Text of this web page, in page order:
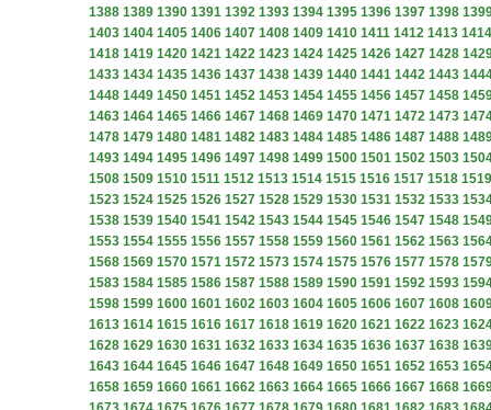
1388 1389 1390 1391 1392 1393 1394 1395 1396 1397 1398
1403 1404 1405 1406 1407 1408 1409 1410 1411 1412 1413 1414
1418 1419 1420 1421 1422 1423 1424 1425 1426 1427 1428
1433 1434 1435 1436 1437 1438 1439 1440 1441 1442 1443
1448 1449 1450 1451 1452 1453 1454 1455 1456 1457 1458
1463 1464 1465 1466 1467 1468 1469 1470 1471 1472 1473
1478 1479 1480 1481 1482 1483 1484 1485 1486 1487 1488
1493 1494 1495 1496 1497 1498 1499 1500 1501 1502 1503
1508 1509 1510 1511 1512 1513 1514 1515 1516 1517 1518 1519
1523 1524 1525 1526 1527 1528 1529 1530 1531 1532 1533
1538 1539 1540 1541 1542 1543 1544 1545 1546 1547 1548
1553 1554 1555 1556 1557 1558 1559 1560 1561 1562 1563
1568 1569 1570 1571 1572 1573 1574 1575 1576 1577 1578
1583 1584 1585 1586 1587 1588 1589 1590 1591 1592 1593
1598 1599 1600 1601 1602 1603 1604 1605 1606 1607 1608
1613 1614 1615 1616 1617 1618 1619 1620 1621 1622 1623
1628 1629 1630 1631 1632 1633 1634 1635 1636 1637 1638
1643 1644 1645 1646 1647 1648 1649 1650 1651 1652 1653
1658 1659 1660 1661 1662 1663 1664 1665 1666 1667 1668